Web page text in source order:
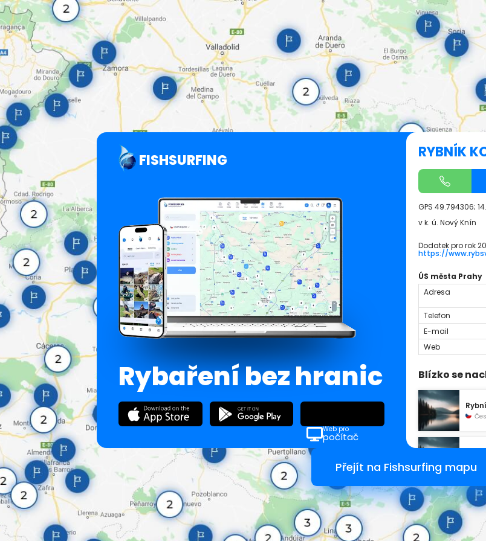
FISHSURFING
Rybaření bez hranic
Web pro
počítač
RYBNÍK
GPS 49.794306;
v k. ú. Nový Knín
Dodatek pro rok
https://
ÚS města Prahy
Adresa
Telefon
E-mail
Web
Blízko se
Přejít na Fishsurfing mapu